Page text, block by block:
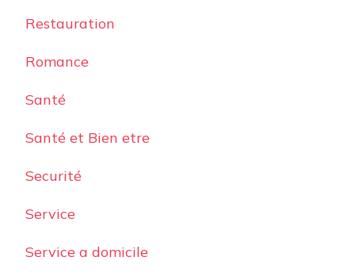
Restauration
Romance
Santé
Santé et Bien etre
Securité
Service
Service a domicile